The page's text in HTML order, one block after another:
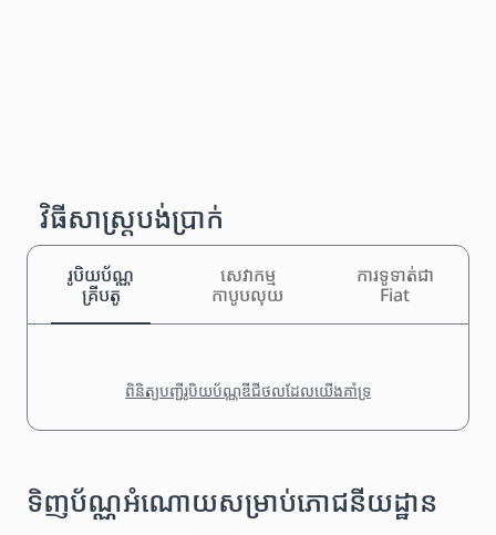
វិធីសាស្រ្តបង់ប្រាក់
រូបិយប័ណ្ណ
គ្រីបតូ
សេវាកម្ម
កាបូបលុយ
ការទូទាត់ជា
Fiat
ពិនិត្យបញ្ជីរូបិយប័ណ្ណឌីជីថលដែលយើងគាំទ្រ
ទិញប័ណ្ណអំណោយសម្រាប់ភោជនីយដ្ឋាន